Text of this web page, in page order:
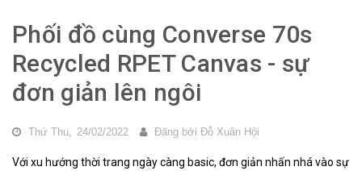
Phối đồ cùng Converse 70s
Recycled RPET Canvas - sự
đơn giản lên ngôi
Thứ Thu, 24/02/2022 Đăng bởi Đỗ Xuân Hội
Với xu hướng thời trang ngày càng basic, đơn giản nhấn nhá vào sự